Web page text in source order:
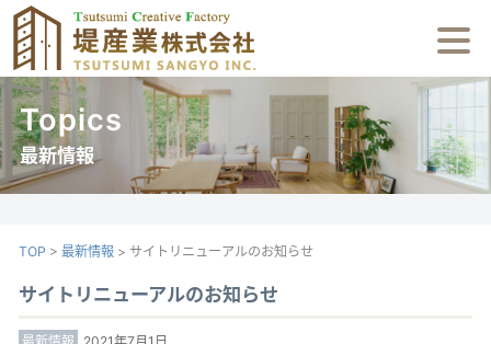
コ
ン
テ
ン
ツ
へ
ス
プ
製作案内
会社案内
お問合せ
Topics
最新情報
TOP >最新情報 > サイトリニューアルのお知らせ
サイトリニューアルのお知らせ